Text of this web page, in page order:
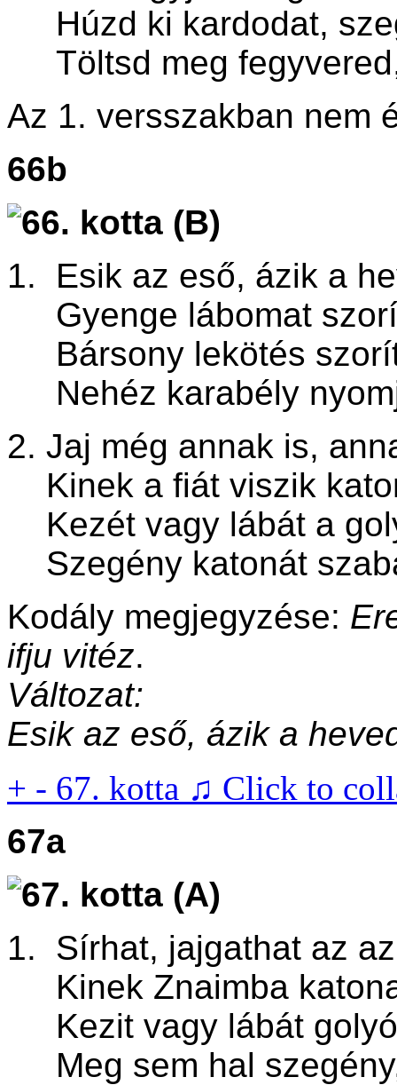
Húzd ki kardodat,
Töltsd meg
Az 1. versszakban nem
66b
1. Esik az eső, ázik a
Gyenge lábomat
Bársony lekötés
Nehéz karabély
2. Jaj még annak is,
Kinek a fiát viszik
Kezét vagy lábát a
Szegény katonát
Kodály megjegyzése:
ifju vitéz.
Változat:
Esik az eső, ázik a
+ - 67. kotta ♫ Click to
67a
1. Sírhat, jajgathat az
Kinek Znaimba
Kezit vagy lábát
Meg sem hal